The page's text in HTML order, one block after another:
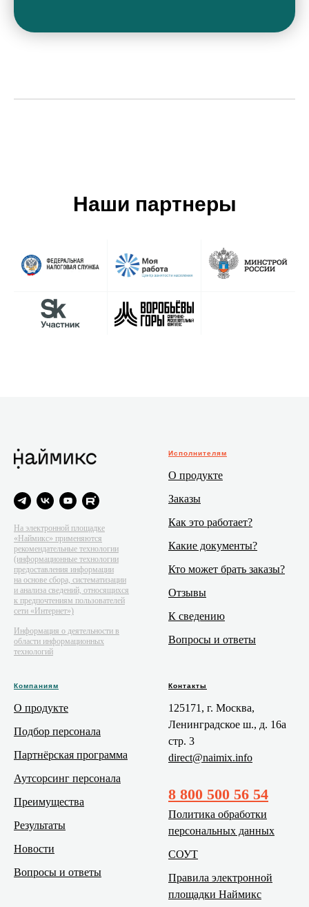
Наши партнеры
На электронной площадке
«Наймикс» применяются
рекомендательные технологии
(информационные технологии
предоставления информации
на основе сбора, систематизации
и анализа сведений, относящихся
к предпочтениям пользователей
сети «Интернет»)
Информация о деятельности в
области информационных
технологий
Исполнителям
О продукте
Заказы
Как это работает?
Какие документы?
Кто может брать заказы?
Отзывы
К сведению
Вопросы и ответы
Компаниям
О продукте
Подбор персонала
Партнёрская программа
Аутсорсинг персонала
Преимущества
Результаты
Новости
Вопросы и ответы
Контакты
125171, г. Москва,
Ленинградское ш., д. 16а
стр. 3
direct@naimix.info
8 800 500 56 54
Политика обработки
персональных данных
СОУТ
Правила электронной
площадки Наймикс